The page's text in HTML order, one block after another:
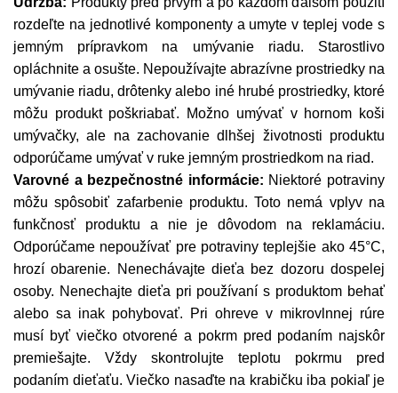
rozdeľte na jednotlivé komponenty a umyte v teplej vode s
jemným prípravkom na umývanie riadu. Starostlivo
opláchnite a osušte. Nepoužívajte abrazívne prostriedky na
umývanie riadu, drôtenky alebo iné hrubé prostriedky, ktoré
môžu produkt poškriabať. Možno umývať v hornom koši
umývačky, ale na zachovanie dlhšej životnosti produktu
odporúčame umývať v ruke jemným prostriedkom na riad.
Varovné a bezpečnostné informácie: Niektoré potraviny
môžu spôsobiť zafarbenie produktu. Toto nemá vplyv na
funkčnosť produktu a nie je dôvodom na reklamáciu.
Odporúčame nepoužívať pre potraviny teplejšie ako 45°C,
hrozí obarenie. Nenechávajte dieťa bez dozoru dospelej
osoby. Nenechajte dieťa pri používaní s produktom behať
alebo sa inak pohybovať. Pri ohreve v mikrovlnnej rúre
musí byť viečko otvorené a pokrm pred podaním najskôr
premiešajte. Vždy skontrolujte teplotu pokrmu pred
podaním dieťaťu. Viečko nasaďte na krabičku iba pokiaľ je